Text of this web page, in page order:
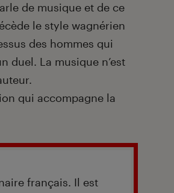
de musique et de ce
le style wagnérien
des hommes qui
duel. La musique n’est
qui accompagne la
français. Il est